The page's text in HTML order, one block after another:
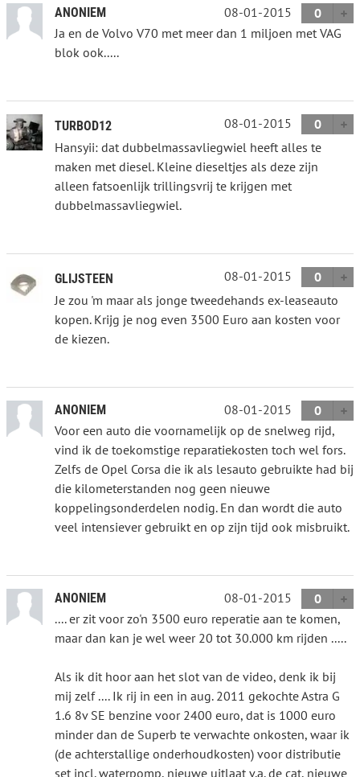
ANONIEM 08-01-2015
0
Ja en de Volvo V70 met meer dan 1 miljoen met VAG
blok ook.....
TURBOD12 08-01-2015
0
Hansyii: dat dubbelmassavliegwiel heeft alles te
maken met diesel. Kleine dieseltjes als deze zijn
alleen fatsoenlijk trillingsvrij te krijgen met
dubbelmassavliegwiel.
GLIJSTEEN 08-01-2015
0
Je zou 'm maar als jonge tweedehands ex-leaseauto
kopen. Krijg je nog even 3500 Euro aan kosten voor
de kiezen.
ANONIEM 08-01-2015
0
Voor een auto die voornamelijk op de snelweg rijd,
vind ik de toekomstige reparatiekosten toch wel fors.
Zelfs de Opel Corsa die ik als lesauto gebruikte had bij
die kilometerstanden nog geen nieuwe
koppelingsonderdelen nodig. En dan wordt die auto
veel intensiever gebruikt en op zijn tijd ook misbruikt.
ANONIEM 08-01-2015
0
.... er zit voor zo'n 3500 euro reperatie aan te komen,
maar dan kan je wel weer 20 tot 30.000 km rijden .....
Als ik dit hoor aan het slot van de video, denk ik bij
mij zelf .... Ik rij in een in aug. 2011 gekochte Astra G
1.6 8v SE benzine voor 2400 euro, dat is 1000 euro
minder dan de Superb te verwachte onkosten, waar ik
(de achterstallige onderhoudkosten) voor distributie
set incl. waterpomp, nieuwe uitlaat v.a. de cat, nieuwe